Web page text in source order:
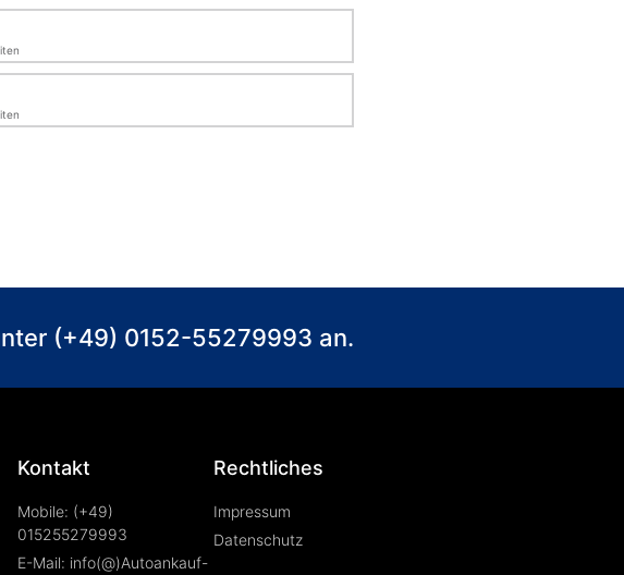
(+49) 0152-55279993 an.
Kontakt
Mobile: (+49)
015255279993
E-Mail: info(@)Autoankauf-
Rechtliches
Impressum
Datenschutz